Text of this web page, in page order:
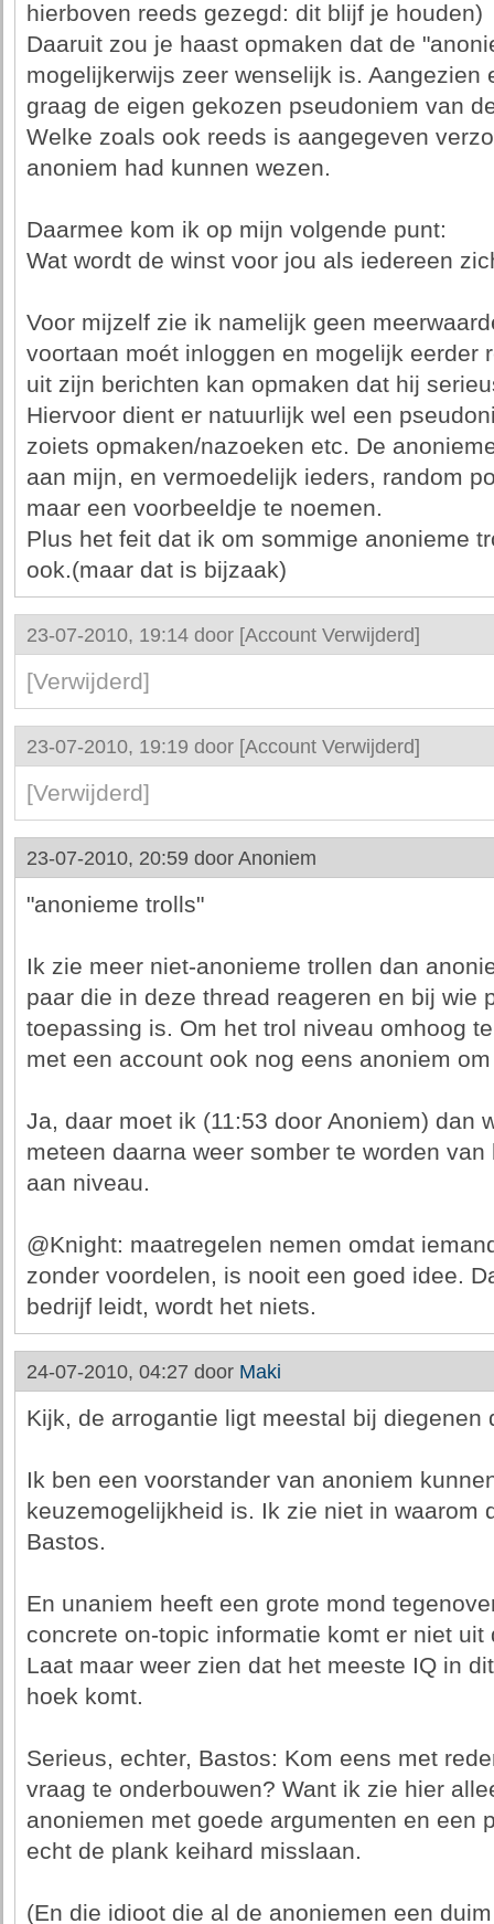
hierboven reeds gezegd: dit blijf je houden)
Daaruit zou je haast opmaken dat de
mogelijkerwijs zeer wenselijk is. Aangezien
graag de eigen gekozen pseudoniem van
Welke zoals ook reeds is aangegeven
anoniem had kunnen wezen.
Daarmee kom ik op mijn volgende punt:
Wat wordt de winst voor jou als iedereen
Voor mijzelf zie ik namelijk geen
voortaan moét inloggen en mogelijk eerder
uit zijn berichten kan opmaken dat hij
Hiervoor dient er natuurlijk wel een
zoiets opmaken/nazoeken etc. De
aan mijn, en vermoedelijk ieders, random
maar een voorbeeldje te noemen.
Plus het feit dat ik om sommige anonieme
ook.(maar dat is bijzaak)
23-07-2010, 19:14 door [Account Verwijderd]
[Verwijderd]
23-07-2010, 19:19 door [Account Verwijderd]
[Verwijderd]
23-07-2010, 20:59 door Anoniem
"anonieme trolls"
Ik zie meer niet-anonieme trollen dan
paar die in deze thread reageren en bij wie
toepassing is. Om het trol niveau omhoog
met een account ook nog eens anoniem
Ja, daar moet ik (11:53 door Anoniem) dan
meteen daarna weer somber te worden
aan niveau.
@Knight: maatregelen nemen omdat
zonder voordelen, is nooit een goed idee.
bedrijf leidt, wordt het niets.
24-07-2010, 04:27 door Maki
Kijk, de arrogantie ligt meestal bij diegenen
Ik ben een voorstander van anoniem
keuzemogelijkheid is. Ik zie niet in waarom
Bastos.
En unaniem heeft een grote mond
concrete on-topic informatie komt er niet uit
Laat maar weer zien dat het meeste IQ in
hoek komt.
Serieus, echter, Bastos: Kom eens met
vraag te onderbouwen? Want ik zie hier
anoniemen met goede argumenten en een
echt de plank keihard misslaan.
(En die idioot die al de anoniemen een